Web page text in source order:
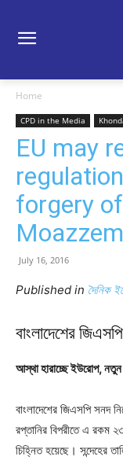
Home
CPD in the Media
EU may
forgery
Moazzem
July 16, 2016
Published in দৈনিক
বাংলাদেশের
আস্থা হারাচ্ছে ইউরোপ,
বাংলাদেশের জিএসপি সনদ
রপ্তানির বিপরীতে এ রকম
চিহ্নিত হয়েছে। সন্দেহের